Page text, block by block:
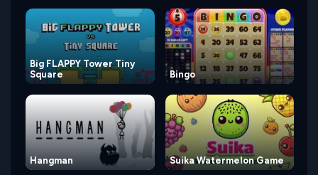
Big FLAPPY Tower Tiny
Square
Bingo
Hangman Suika Watermelon Game